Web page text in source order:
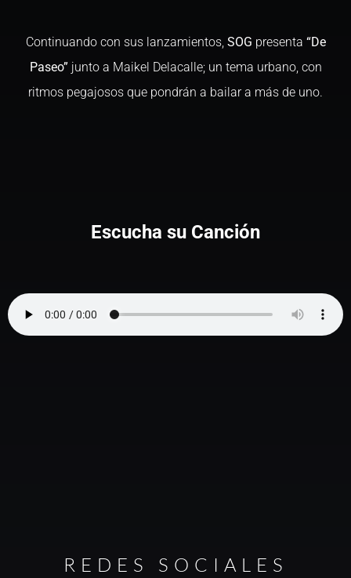
Continuando con sus lanzamientos, SOG presenta “De
Paseo” junto a Maikel Delacalle; un tema urbano, con
ritmos pegajosos que pondrán a bailar a más de uno.
Escucha su Canción
REDES SOCIALES